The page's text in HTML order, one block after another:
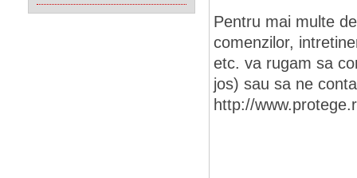
Pentru mai multe
comenzilor,
etc. va rugam sa
jos) sau sa ne
http://